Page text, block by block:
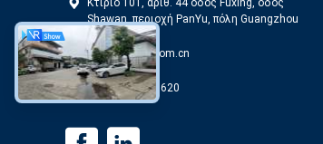
Κτίριο 101, αριθ. 44 οδός Fuxing, οδός
Shawan, περιοχή PanYu, πόλη Guangzhou
ivy@cnglead.com.cn
+86 13760773620